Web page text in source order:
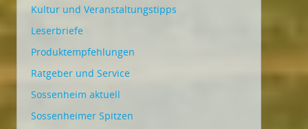
Kultur und Veranstaltungstipps
Leserbriefe
Produktempfehlungen
Ratgeber und Service
Sossenheim aktuell
Sossenheimer Spitzen